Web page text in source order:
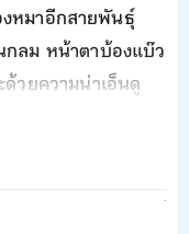
งหมาอีกสายพันธุ์
กลม หน้าตาบ้องแบ๊ว
วยความน่าเอ็นดู
ข้าไปกอดเข้าไปฟัด
ได้กลิ่นแปลก ๆ
ระสงค์นี้ หลายคน
ปเลยทีเดียว
·